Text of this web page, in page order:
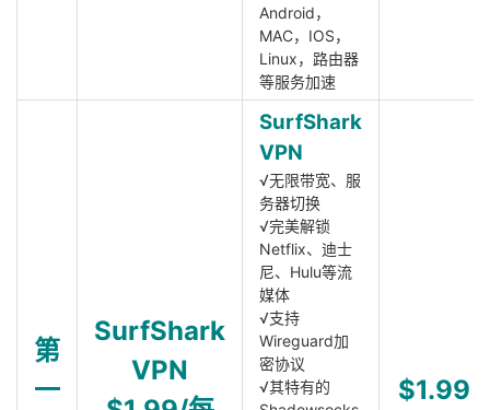
Android，
MAC，IOS，
Linux，路由器
等服务加速
第
一
SurfShark
VPN
SurfShark
VPN
√无限带宽、服
务器切换
√完美解锁
Netflix、迪士
尼、Hulu等流
媒体
√支持
Wireguard加
密协议
√其特有的
$1.99